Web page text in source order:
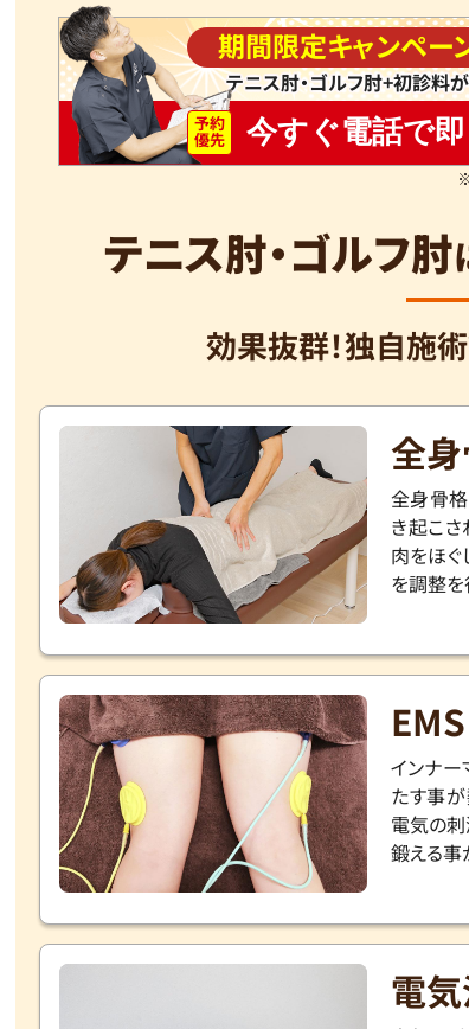
期間限定キャンペー
テニス肘・ゴルフ肘+初診料が
予約
優先 今すぐ電話で
テニス肘・ゴルフ肘
効果抜群！独自施
全
全身骨
き起こ
肉をほぐ
を調整を
EMS
インナー
たす事が
電気の刺
鍛える事
電